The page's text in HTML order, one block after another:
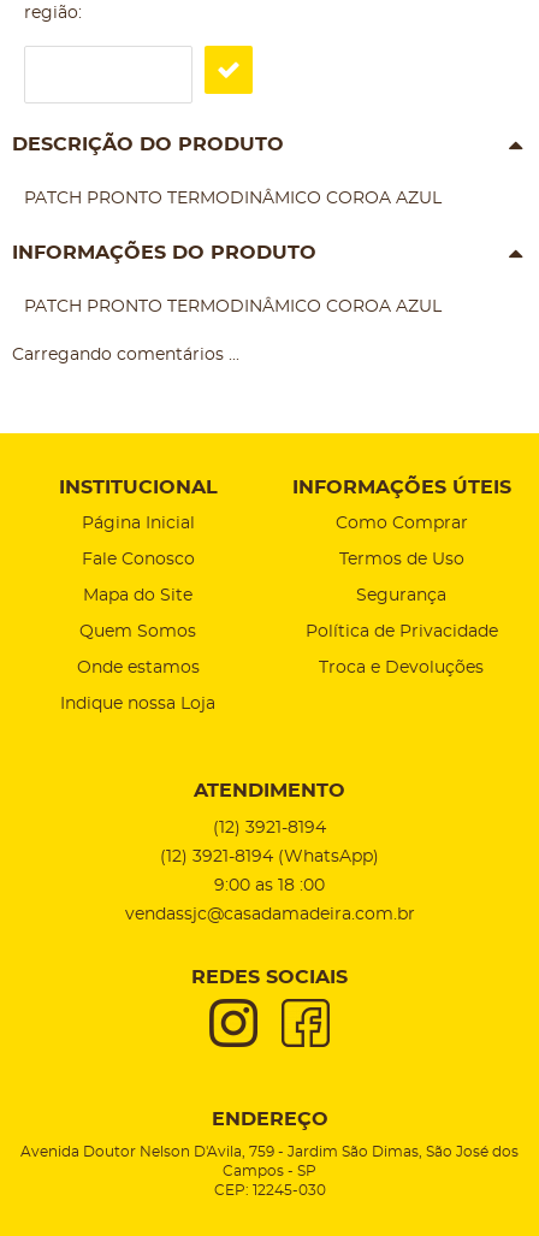
região:
DESCRIÇÃO DO PRODUTO
PATCH PRONTO TERMODINÂMICO COROA AZUL
INFORMAÇÕES DO PRODUTO
PATCH PRONTO TERMODINÂMICO COROA AZUL
Carregando comentários ...
INSTITUCIONAL
Página Inicial
Fale Conosco
Mapa do Site
Quem Somos
Onde estamos
Indique nossa Loja
INFORMAÇÕES ÚTEIS
Como Comprar
Termos de Uso
Segurança
Política de Privacidade
Troca e Devoluções
ATENDIMENTO
(12) 3921-8194
(12) 3921-8194 (WhatsApp)
9:00 as 18 :00
vendassjc@casadamadeira.com.br
REDES SOCIAIS
ENDEREÇO
Avenida Doutor Nelson D'Avila, 759 - Jardim São Dimas, São José dos
Campos - SP
CEP: 12245-030